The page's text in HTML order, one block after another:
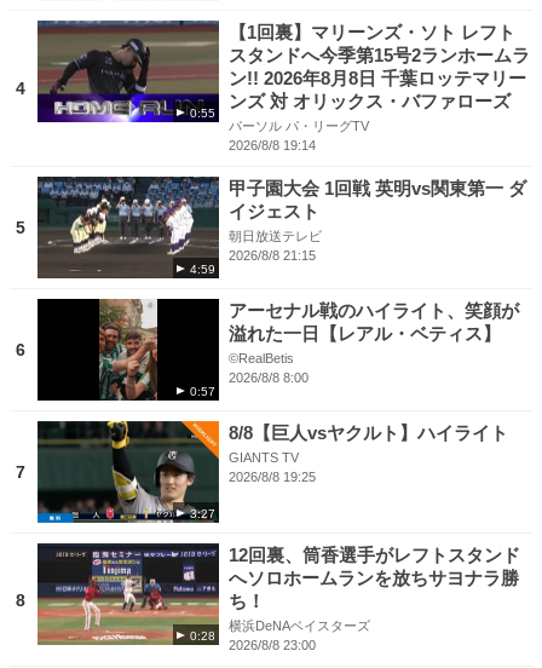
4
0:55
【1回裏】マリーンズ・ソト レフト
スタンドへ今季第15号2ランホームラ
ン!! 2026年8月8日 千葉ロッテマリー
ンズ 対 オリックス・バファローズ
パーソル パ・リーグTV
2026/8/8 19:14
5
4:59
甲子園大会 1回戦 英明vs関東第一 ダ
イジェスト
朝日放送テレビ
2026/8/8 21:15
6
0:57
アーセナル戦のハイライト、笑顔が
溢れた一日【レアル・ベティス】
©RealBetis
2026/8/8 8:00
7
3:27
8/8【巨人vsヤクルト】ハイライト
GIANTS TV
2026/8/8 19:25
8
0:28
12回裏、筒香選手がレフトスタンド
へソロホームランを放ちサヨナラ勝
ち！
横浜DeNAベイスターズ
2026/8/8 23:00